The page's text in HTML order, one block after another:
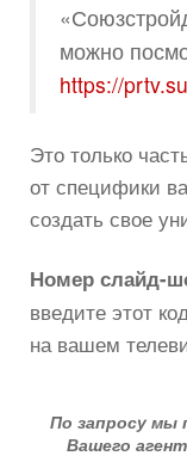
можно
https://
Это только
от специфики
создать свое
Номер слайд-
введите этот
на вашем
По запросу мы
Вашего